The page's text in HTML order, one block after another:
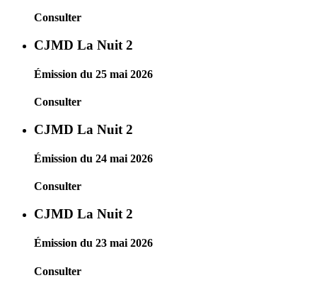
Consulter
CJMD La Nuit 2
Émission du 25 mai 2026
Consulter
CJMD La Nuit 2
Émission du 24 mai 2026
Consulter
CJMD La Nuit 2
Émission du 23 mai 2026
Consulter